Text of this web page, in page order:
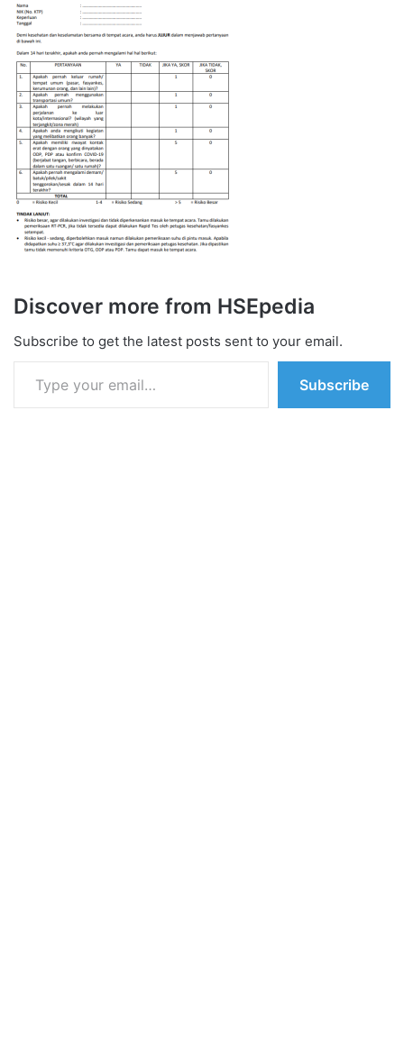
Discover more from HSEpedia
Subscribe to get the latest posts sent to your email.
Type your email…
Subscribe